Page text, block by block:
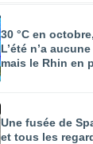
30 °C en
L’été n’a
mais le Rhin en
Une fusée de
et tous les